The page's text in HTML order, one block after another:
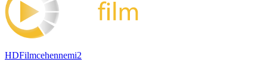
HDFilmcehennemi2